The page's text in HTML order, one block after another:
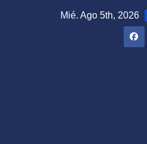
Mié. Ago 5th, 2026